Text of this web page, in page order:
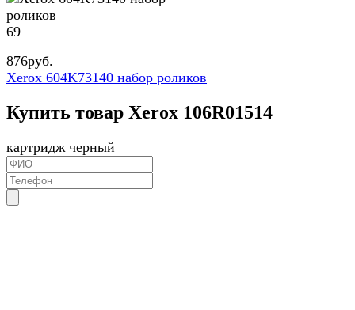
69
876руб.
Xerox 604K73140 набор роликов
Купить товар Xerox 106R01514
картридж черный